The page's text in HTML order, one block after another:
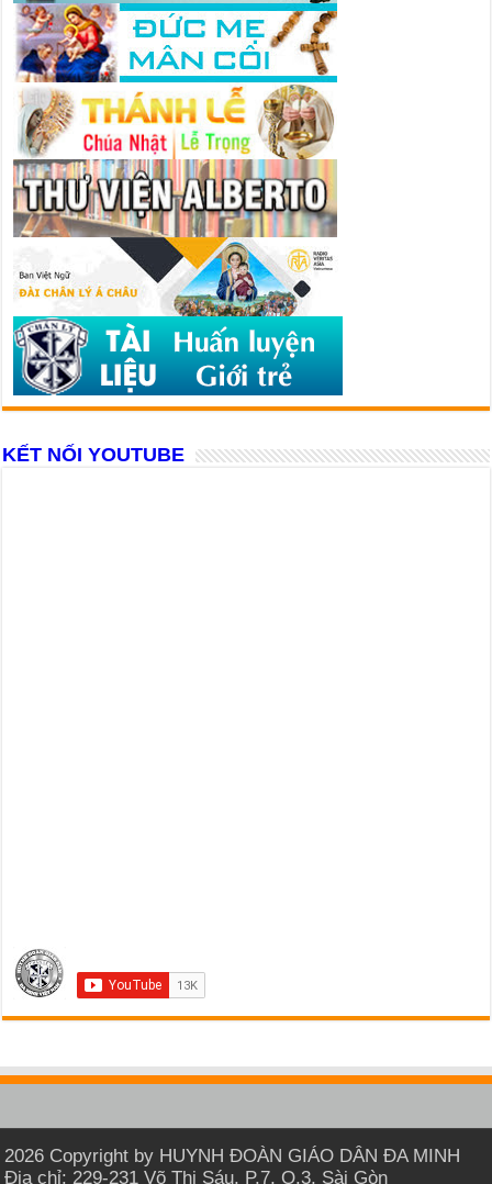
KẾT NỐI YOUTUBE
2026 Copyright by HUYNH ĐOÀN GIÁO DÂN ĐA MINH
Địa chỉ: 229-231 Võ Thị Sáu, P.7, Q.3, Sài Gòn